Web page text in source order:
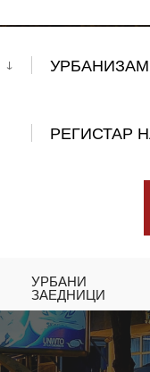
УРБАНИЗАМ
РЕГИСТАР
УРБАНИ
ЗАЕДНИЦИ